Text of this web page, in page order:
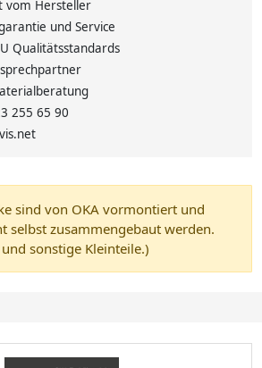
vom Hersteller
und Service
Qualitätsstandards
255 65 90
sind von OKA vormontiert und
selbst zusammengebaut werden.
sonstige Kleinteile.)